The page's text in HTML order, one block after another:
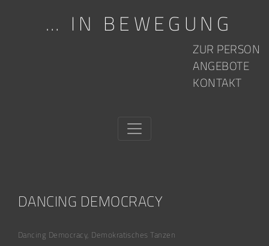
… IN BEWEGUNG
ZUR PERSON
ANGEBOTE
KONTAKT
DANCING DEMOCRACY
Dancing Democracy, Demokratisches Tanzen